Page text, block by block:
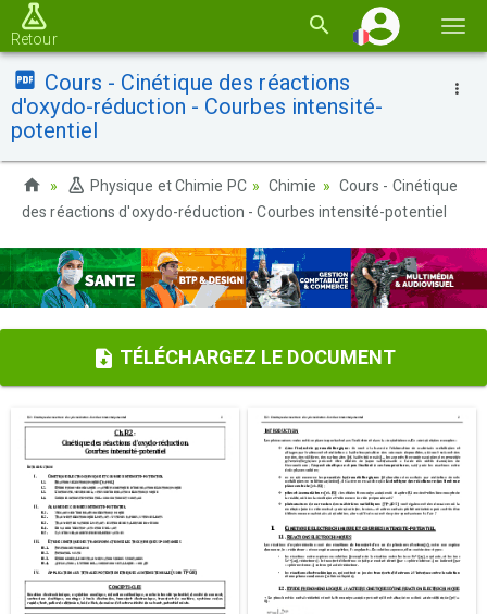
la
Retour
Cours - Cinétique des réactions
d'oxydo-réduction - Courbes intensité-
potentiel
Physique et Chimie PC Chimie
Cours - Cinétique
des réactions d'oxydo-réduction - Courbes intensité-potentiel
TÉLÉCHARGEZ LE DOCUMENT